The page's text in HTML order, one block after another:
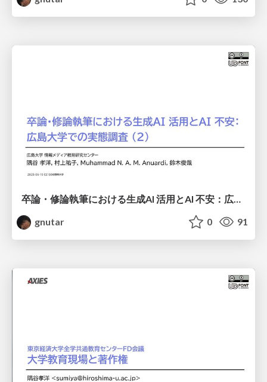
卒論・修論執筆における生成AI 活用とAI 不安：広島大学での実態調査 (2)/CE180
gnutar
0 91